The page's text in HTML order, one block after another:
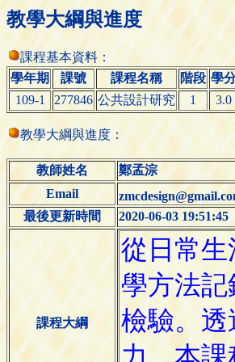
教學大綱與進度
課程基本資料：
學年期
課號 課程名稱 階段 學
109-1
277846 公共設計研究 1 3.0
教學大綱與進度：
教師姓名
鄭孟淙
Email
最後更新時間
2020-06-03 19:51:45
課程大綱